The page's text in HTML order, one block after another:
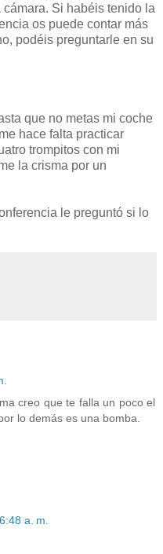
Si habéis tenido la
os puede contar más
podéis preguntarle en su
que no metas mi coche
hace falta practicar
trompitos con mi
la crisma por un
le preguntó si lo
creo que te falla un poco el
lo demás es una bomba.
a. m.